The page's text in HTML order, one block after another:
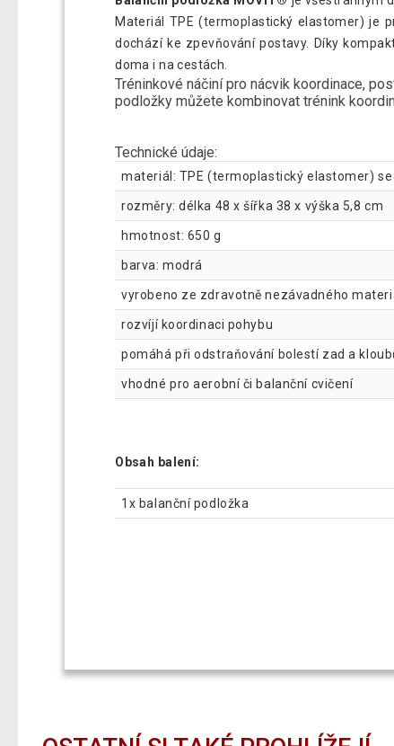
Materiál TPE (termoplastický elastomer) je
dochází ke zpevňování postavy. Díky
doma i na cestách.
Tréninkové náčiní pro nácvik koordinace,
podložky můžete kombinovat trénink
Technické údaje:
materiál: TPE (termoplastický elastomer)
rozměry: délka 48 x šířka 38 x výška 5,8 cm
hmotnost: 650 g
barva: modrá
vyrobeno ze zdravotně nezávadného
rozvíjí koordinaci pohybu
pomáhá při odstraňování bolestí zad a
vhodné pro aerobní či balanční cvičení
Obsah balení:
1x balanční podložka